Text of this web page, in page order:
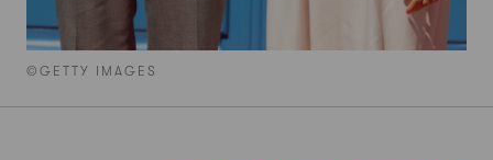
©GETTY IMAGES